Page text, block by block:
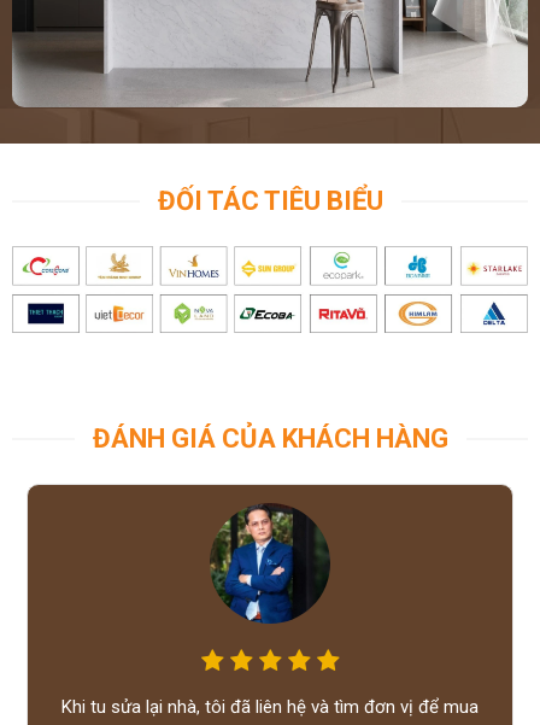
ĐỐI TÁC TIÊU BIỂU
ĐÁNH GIÁ CỦA KHÁCH HÀNG
Khi tu sửa lại nhà, tôi đã liên hệ và tìm đơn vị để mua